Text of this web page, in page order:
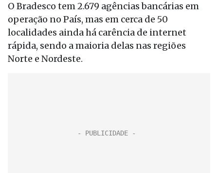
O Bradesco tem 2.679 agências bancárias em
operação no País, mas em cerca de 50
localidades ainda há carência de internet
rápida, sendo a maioria delas nas regiões
Norte e Nordeste.